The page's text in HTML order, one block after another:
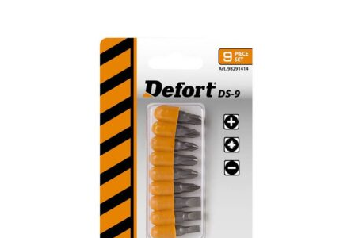
Persoonlijke Verzorging